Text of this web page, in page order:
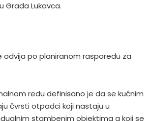
Grada Lukavca.
odvija po planiranom rasporedu za
redu definisano je da se kućnim
čvrsti otpadci koji nastaju u
stambenim objektima a koji se